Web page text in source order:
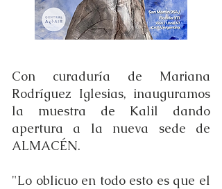
Con curaduría de Mariana
Rodríguez Iglesias, inauguramos
la muestra de Kalil dando
apertura a la nueva sede de
ALMACÉN.
"Lo oblicuo en todo esto es que el